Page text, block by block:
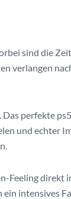
sind die
verlangen
perfekte
und echter
Feeling direkt
intensives